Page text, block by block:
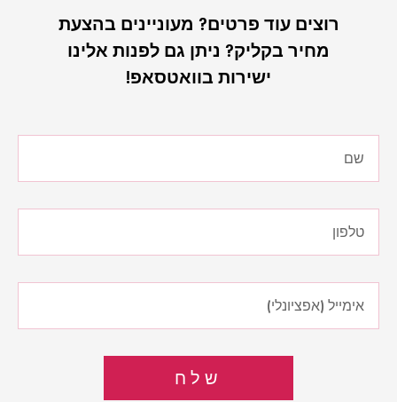
רוצים עוד פרטים? מעוניינים בהצעת
מחיר בקליק? ניתן גם לפנות אלינו
ישירות בוואטסאפ!
שלח